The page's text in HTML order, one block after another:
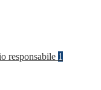
responsabile 1